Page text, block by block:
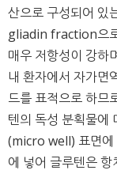
산으로 구성되어 있
gliadin fraction으
매우 저항성이 강하
내 환자에서 자가면
드를 표적으로 하므
텐의 독성 분획물에
(micro well) 표면에
에 넣어 글루텐은